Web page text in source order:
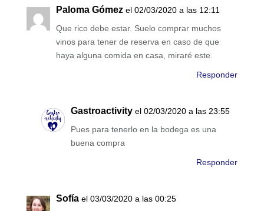
Paloma Gómez el 02/03/2020 a las 12:11
Que rico debe estar. Suelo comprar muchos
vinos para tener de reserva en caso de que
haya alguna comida en casa, miraré este.
Responder
Gastroactivity el 02/03/2020 a las 23:55
Pues para tenerlo en la bodega es una
buena compra
Responder
Sofía el 03/03/2020 a las 00:25